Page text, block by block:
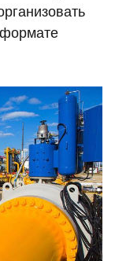
формате